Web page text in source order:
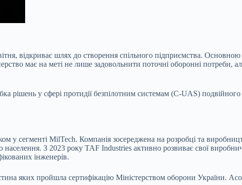
відкриває шлях до створення спільного підприємства.
має на меті не лише задовольнити поточні оборонні потреби,
рішень у сфері протидії безпілотним системам (C-UAS)
у сегменті MilTech. Компанія зосереджена на розробці та
населення. З 2023 року TAF Industries активно розвиває свої
інженерів.
яких пройшла сертифікацію Міністерством оборони України.